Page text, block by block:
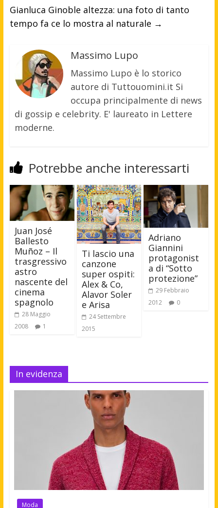
Gianluca Ginoble altezza: una foto di tanto
tempo fa ce lo mostra al naturale →
Massimo Lupo
Massimo Lupo è lo storico
autore di Tuttouomini.it Si
occupa principalmente di news
di gossip e celebrity. E' laureato in Lettere
moderne.
Potrebbe anche interessarti
Juan José
Ballesto
Muñoz – Il
trasgressivo
astro
nascente del
cinema
spagnolo
28 Maggio
2008
1
Ti lascio una
canzone
super ospiti:
Alex & Co,
Alavor Soler
e Arisa
24 Settembre
2015
Adriano
Giannini
protagonist
a di “Sotto
protezione”
29 Febbraio
2012
0
In evidenza
Moda